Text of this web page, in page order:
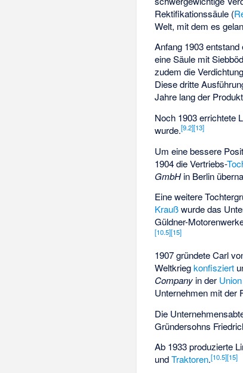
Rektifikationssäule (
Welt, mit dem es
Anfang 1903
eine Säule mit
zudem die
Diese dritte
Jahre lang der
Noch 1903 errichtete
wurde.[9.2][13]
Um eine bessere
1904 die Vertriebs-
GmbHin Berlin
Eine weitere
Kraußwurde das
Güldner-
[10.5][15]
1907 gründete Carl
Weltkriegkonfisziert
Company in der
Unternehmen mit der
Die
Gründersohns
Ab 1933 produzierte
undTraktoren.[10.5][15]